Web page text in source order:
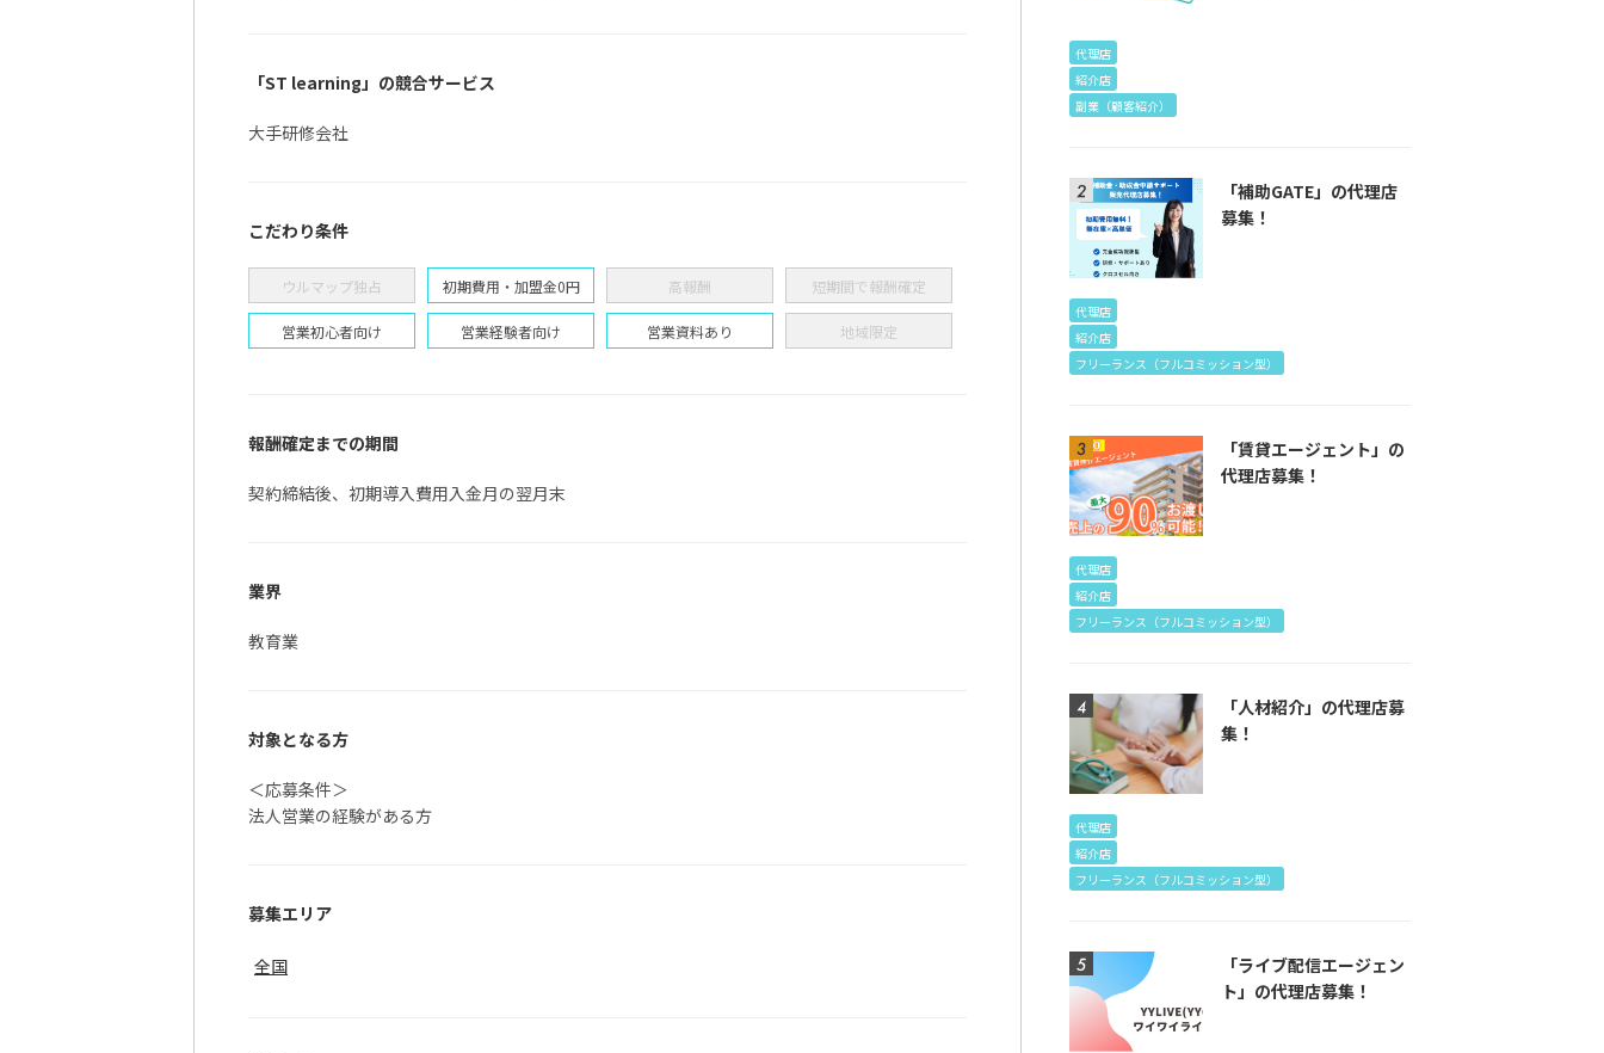
プロフィールを確認・編集して問い合わせ
「ST learning」の競合サービス
大手研修会社
こだわり条件
ウルマップ独占 初期費用・加盟金0円 高報酬 短期間で報酬確定
営業初心者向け 営業経験者向け 営業資料あり 地域限定
報酬確定までの期間
契約締結後、初期導入費用入金月の翌月末
業界
教育業
対象となる方
＜応募条件＞
法人営業の経験がある方
募集エリア
全国
代理店
紹介店
副業（顧客紹介）
「補助GATE」の代理店
募集！
代理店
紹介店
フリーランス（フルコミッション型）
「賃貸エージェント」の
代理店募集！
代理店
紹介店
フリーランス（フルコミッション型）
「人材紹介」の代理店募
集！
代理店
紹介店
フリーランス（フルコミッション型）
「ライブ配信エージェン
ト」の代理店募集！